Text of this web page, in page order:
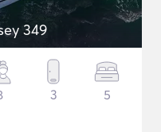
349
3 5